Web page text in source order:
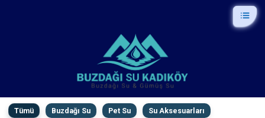
Tümü Buzdağı Su Pet Su Su Aksesuarları